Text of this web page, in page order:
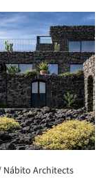
Nábito Architects